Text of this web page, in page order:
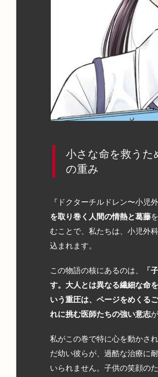
小さな命を救うた
の重み
『ドクターチルドレン〜小児
を取り巻く人間の情熱と葛藤
むことで、私たちは、小児外科
込まれます。
この物語の核にあるのは、
「
す。大人とは異なる繊細な命
いう重圧は、ページをめくる
れに挑む医師たちの強い意志
私がこの巻で特に心を動かさ
だ幼い彼らが、過酷な治療に
いられません。子供の笑顔の